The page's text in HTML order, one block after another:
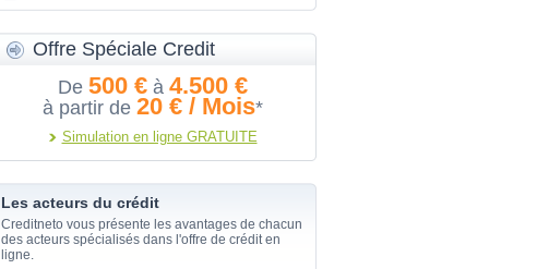
Offre Spéciale Credit
De 500 € à 4.500 €
à partir de 20 € / Mois*
Simulation en ligne GRATUITE
Les acteurs du crédit
Creditneto vous présente les avantages de chacun
des acteurs spécialisés dans l'offre de crédit en
ligne.